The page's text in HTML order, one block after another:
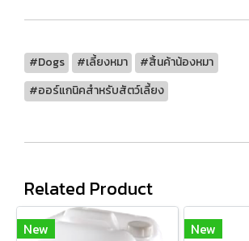
#Dogs #เลี้ยงหมา
#สิ้นค้าน้องหมา
#ออร์แกนิคสำหรับสัตว์เลี้ยง
Related Product
New New